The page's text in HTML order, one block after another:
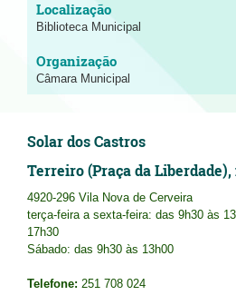
Biblioteca Municipal
Câmara Municipal
Solar dos Castros
Terreiro (Praça da Liberdade),
4920-296 Vila Nova de Cerveira
terça-feira a sexta-feira: das 9h30 às
17h30
Sábado: das 9h30 às 13h00
Telefone: 251 708 024